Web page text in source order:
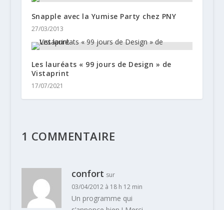
Snapple avec la Yumise Party chez PNY
27/03/2013
Les lauréats « 99 jours de Design » de
Vistaprint
17/07/2021
1 COMMENTAIRE
confort sur
03/04/2012 à 18 h 12 min
Un programme qui